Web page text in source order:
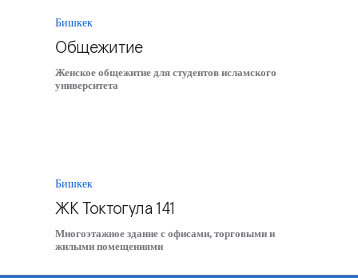
Бишкек
Общежитие
Женское общежитие для студентов исламского
университета
Бишкек
ЖК Токтогула 141
Многоэтажное здание с офисами, торговыми и
жилыми помещениями